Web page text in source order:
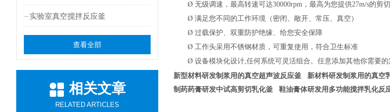
实验室真空搅拌反应釜
查看全部
相关文章
RELATED ARTICLES
Ø 无级调速，最高转速可达30000rpm，最高为您提供27m/s的剪
Ø 满足您不同的工作环境（密闭、敞开、常压、真空）
Ø 过载保护、双重防护绝缘、给您安全保障
Ø 工作头采用不锈钢材质，可重复使用，符合卫生标准
Ø 设备模块化设计,任何系统可灵活组合。任意添加其他你需要
新型材料研发制浆用的真空超声波反应釜 新材料研发制浆用的真
制药药膏研发中试高剪切乳化釜 鞋油膏体研发用多功能搅拌乳化反